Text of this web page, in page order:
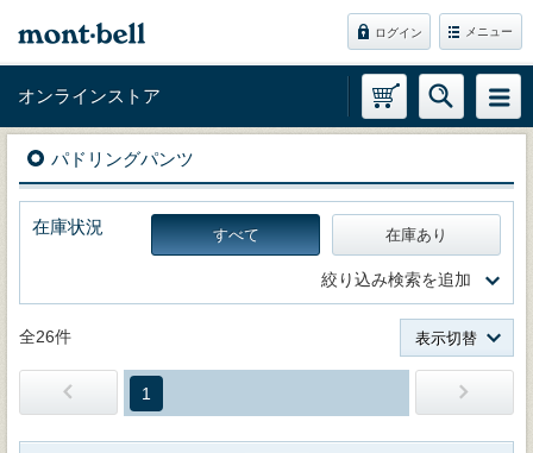
ログイン メニュー
オンラインストア
パドリングパンツ
在庫状況 すべて 在庫あり
絞り込み検索を追加
全26件 表示切替
1